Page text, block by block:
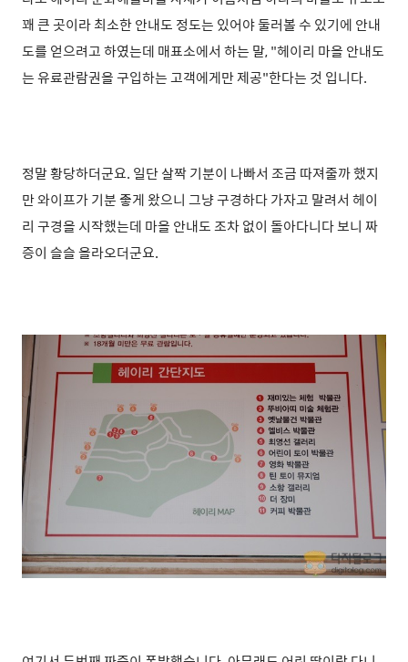
꽤 큰 곳이라 최소한 안내도 정도는 있어야 둘러볼 수 있기에 안내
도를 얻으려고 하였는데 매표소에서 하는 말, "헤이리 마을 안내도
는 유료관람권을 구입하는 고객에게만 제공"한다는 것 입니다.
정말 황당하더군요. 일단 살짝 기분이 나빠서 조금 따져줄까 했지
만 와이프가 기분 좋게 왔으니 그냥 구경하다 가자고 말려서 헤이
리 구경을 시작했는데 마을 안내도 조차 없이 돌아다니다 보니 짜
증이 슬슬 올라오더군요.